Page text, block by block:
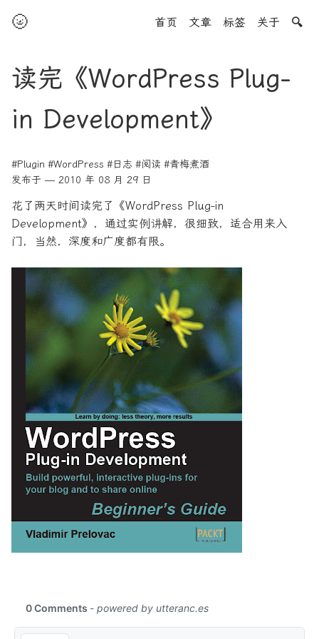
🌝 首页 文章 标签 关于 🔍
读完《WordPress Plug-
in Development》
#Plugin #WordPress #日志 #阅读 #青梅煮酒
发布于 — 2010 年 08 月 29 日
花了两天时间读完了《WordPress Plug-in
Development》，通过实例讲解，很细致，适合用来入
门，当然，深度和广度都有限。